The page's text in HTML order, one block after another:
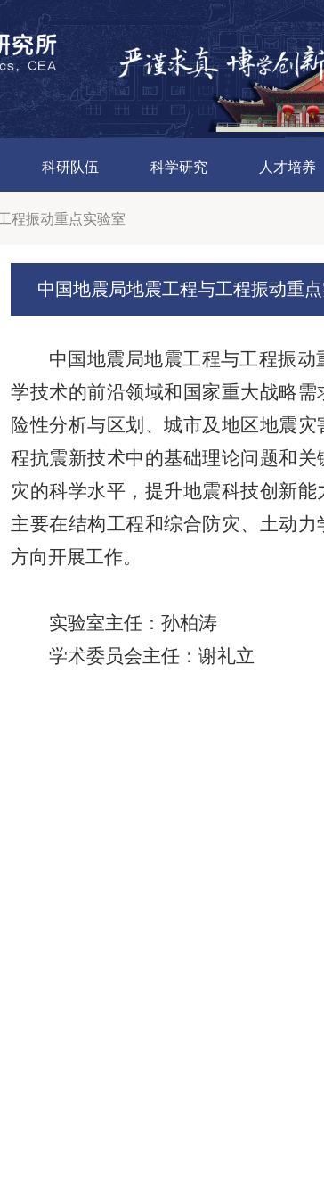
科研队伍 科学研究 人才培养
程振动重点实验室
中国地震局地震工程与工程振动重
中国地震局地震工程与工程振
学技术的前沿领域和国家重大战略
险性分析与区划、城市及地区地震
程抗震新技术中的基础理论问题和
灾的科学水平，提升地震科技创新
主要在结构工程和综合防灾、土动
方向开展工作。
实验室主任：孙柏涛
学术委员会主任：谢礼立